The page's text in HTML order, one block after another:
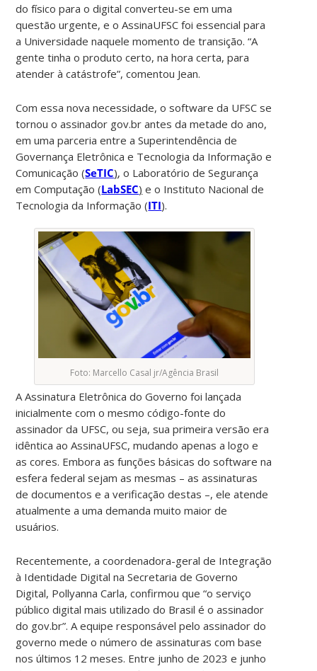
do físico para o digital converteu-se em uma
questão urgente, e o AssinaUFSC foi essencial para
a Universidade naquele momento de transição. “A
gente tinha o produto certo, na hora certa, para
atender à catástrofe”, comentou Jean.
Com essa nova necessidade, o software da UFSC se
tornou o assinador gov.br antes da metade do ano,
em uma parceria entre a Superintendência de
Governança Eletrônica e Tecnologia da Informação e
Comunicação (SeTIC), o Laboratório de Segurança
em Computação (LabSEC) e o Instituto Nacional de
Tecnologia da Informação (ITI).
Foto: Marcello Casal jr/Agência Brasil
A Assinatura Eletrônica do Governo foi lançada
inicialmente com o mesmo código-fonte do
assinador da UFSC, ou seja, sua primeira versão era
idêntica ao AssinaUFSC, mudando apenas a logo e
as cores. Embora as funções básicas do software na
esfera federal sejam as mesmas – as assinaturas
de documentos e a verificação destas –, ele atende
atualmente a uma demanda muito maior de
usuários.
Recentemente, a coordenadora-geral de Integração
à Identidade Digital na Secretaria de Governo
Digital, Pollyanna Carla, confirmou que “o serviço
público digital mais utilizado do Brasil é o assinador
do gov.br”. A equipe responsável pelo assinador do
governo mede o número de assinaturas com base
nos últimos 12 meses. Entre junho de 2023 e junho